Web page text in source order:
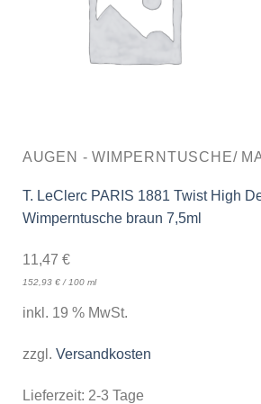
AUGEN - WIMPERNTUSCHE/
T. LeClerc PARIS 1881 Twist High
Wimperntusche braun 7,5ml
11,47 €
152,93 €/ 100 ml
inkl. 19 % MwSt.
zzgl. Versandkosten
Lieferzeit: 2-3 Tage